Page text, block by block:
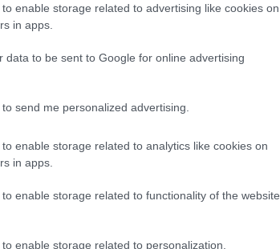
enable storage related to advertising like cookies on
in apps.
data to be sent to Google for online advertising
send me personalized advertising.
enable storage related to analytics like cookies on
in apps.
enable storage related to functionality of the website
enable storage related to personalization.
του Ρεθύμνου Νίκος
πρώην προπονητής
έχοντας εκτίσει 8,5 χρόνια
13.05.2020 19:22